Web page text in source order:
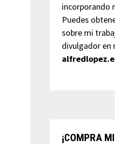
incorporando
Puedes
sobre mi
divulgador en
¡COMPRA